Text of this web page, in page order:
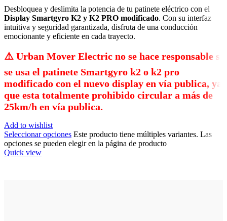
Desbloquea y deslimita la potencia de tu patinete eléctrico con el
Display Smartgyro K2 y K2 PRO modificado. Con su interfaz
intuitiva y seguridad garantizada, disfruta de una conducción
emocionante y eficiente en cada trayecto.
⚠️​ Urban Mover Electric no se hace responsable si
se usa el patinete Smartgyro k2 o k2 pro
modificado con el nuevo display en vía publica, ya
que esta totalmente prohibido circular a más de
25km/h en vía publica.
Add to wishlist
Seleccionar opciones Este producto tiene múltiples variantes. Las
opciones se pueden elegir en la página de producto
Quick view